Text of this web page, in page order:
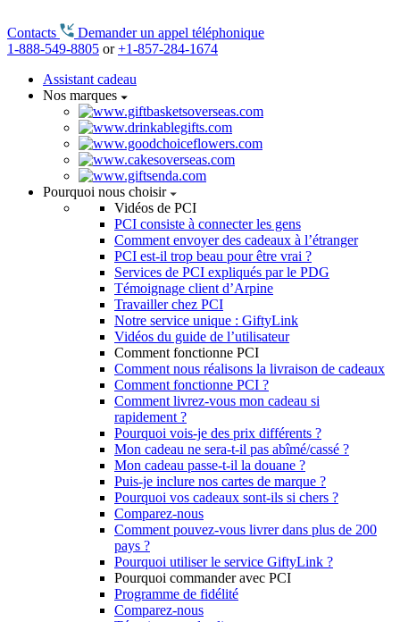
Contacts
Demander un appel téléphonique
1-888-549-8805 or+1-857-284-1674
Assistant cadeau
Nos marques
Pourquoi nous choisir
Vidéos de PCI
PCI consiste à connecter les gens
Comment envoyer des cadeaux à l’étranger
PCI est-il trop beau pour être vrai ?
Services de PCI expliqués par le PDG
Témoignage client d’Arpine
Travailler chez PCI
Notre service unique : GiftyLink
Vidéos du guide de l’utilisateur
Comment fonctionne PCI
Comment nous réalisons la livraison de cadeaux
Comment fonctionne PCI ?
Comment livrez-vous mon cadeau si
rapidement ?
Pourquoi vois-je des prix différents ?
Mon cadeau ne sera-t-il pas abîmé/cassé ?
Mon cadeau passe-t-il la douane ?
Puis-je inclure nos cartes de marque ?
Pourquoi vos cadeaux sont-ils si chers ?
Comparez-nous
Comment pouvez-vous livrer dans plus de 200
pays ?
Pourquoi utiliser le service GiftyLink ?
Pourquoi commander avec PCI
Programme de fidélité
Comparez-nous